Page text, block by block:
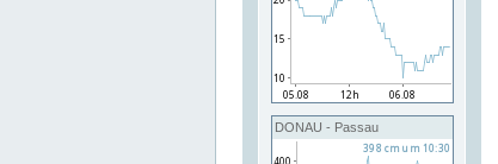
DONAU - Passau